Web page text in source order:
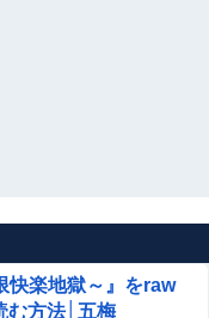
快楽地獄～』をraw
む方法│五梅